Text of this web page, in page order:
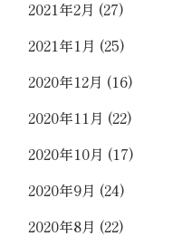
2021年2月 (27)
2021年1月 (25)
2020年12月 (16)
2020年11月 (22)
2020年10月 (17)
2020年9月 (24)
2020年8月 (22)